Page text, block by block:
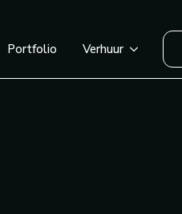
Portfolio Verhuur